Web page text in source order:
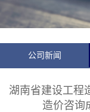
公司新闻
湖南省建设工程
造价咨询